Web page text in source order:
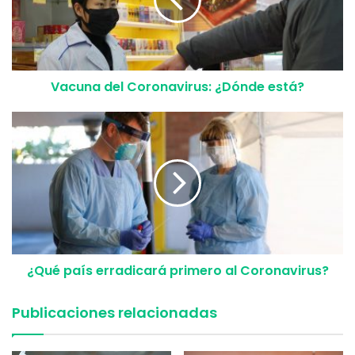
Volviendo al funcionamiento de las mascarillas tenemos
que el uso de ellas se ejemplifica mucho más en la
sociedad japonesa. Ellos han sido entrenados para que
cuando estén enfermos usenmascarillas quirúrgicaspara
evitar que otros a su alrededor se contagien. Este es el
mejor ejemplo del uso de las mascarillas en la actualidad,
especialmente con toda la mal información que existe hoy
en día.
En resumen: No necesitas una mascarilla a menos que
estés severamente expuesto al coronavirus, ya sea en el
subterráneo o en un hospital. Nunca está de más tener
mascarillas a la mano, pero recuerda que si tú compras
mascarillas podrías estar privando a alguien que realmente
información y hacer lo correcto en este tipo de
situaciones.
Vacuna del Coronavirus: ¿Dónde está?
¿Qué país erradicará primero al Coronavirus?
Publicaciones relacionadas